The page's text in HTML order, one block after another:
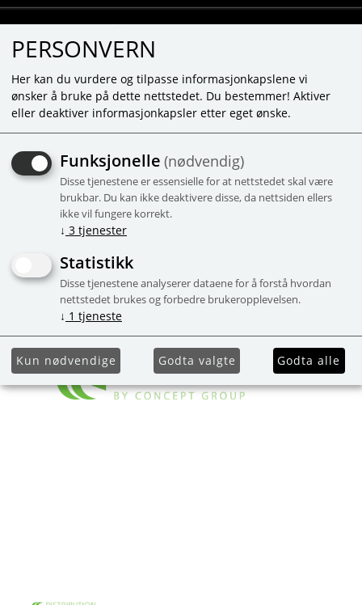
AQUABEADS NAIL STUDIO
BARBIE REFILL KIT
Kampanje
PERSONVERN
Her kan du vurdere og tilpasse informasjonkapslene vi
ønsker å bruke på dette nettstedet. Du bestemmer! Aktiver
eller deaktiver informasjonkapsler etter eget ønske.
Funksjonelle (nødvendig)
Disse tjenestene er essensielle for at nettstedet skal være
brukbar. Du kan ikke deaktivere disse, da nettsiden ellers
ikke vil fungere korrekt.
↓ 3 tjenester
Statistikk
Disse tjenestene analyserer dataene for å forstå hvordan
nettstedet brukes og forbedre brukeropplevelsen.
↓ 1 tjeneste
Kun nødvendige Godta valgte Godta alle